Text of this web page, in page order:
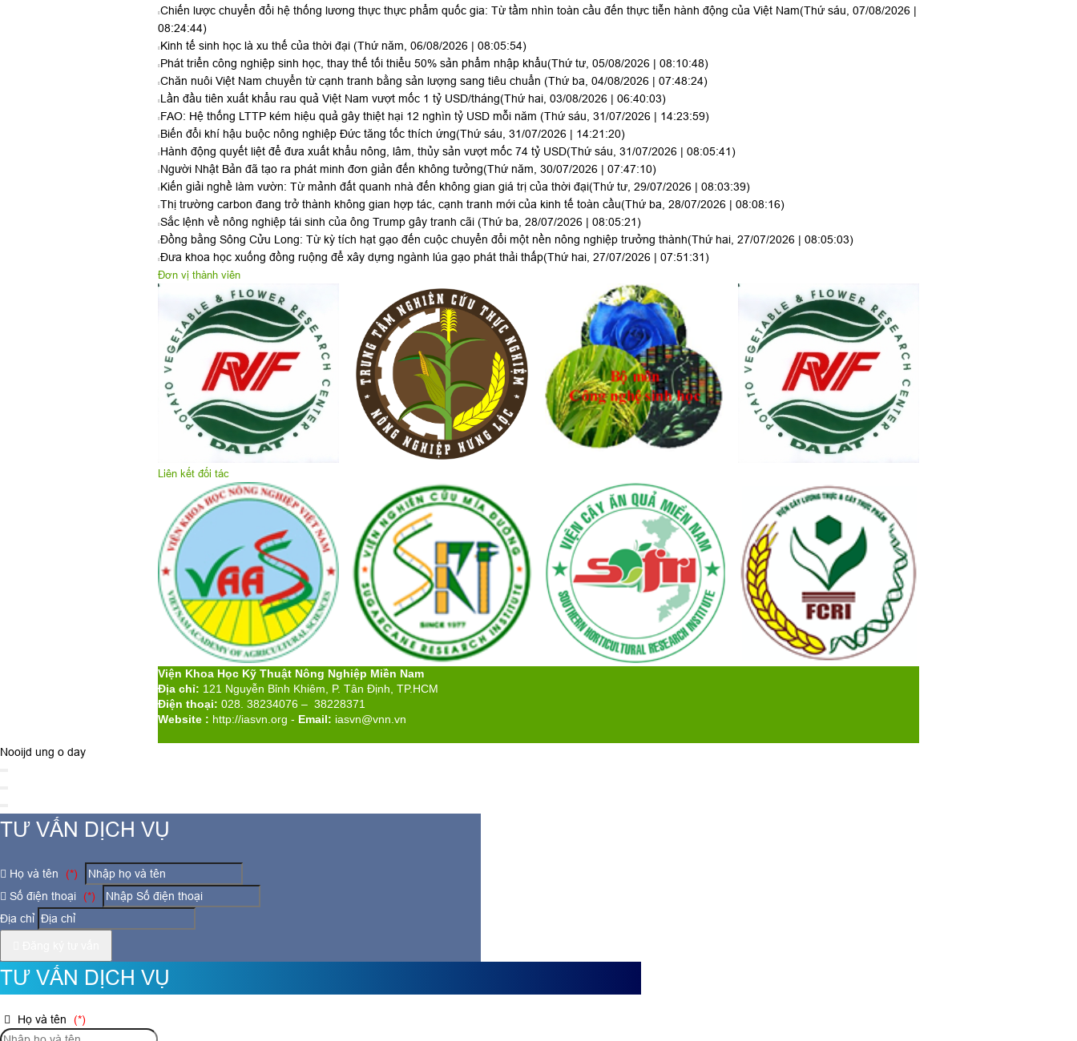
Chiến lược chuyển đổi hệ thống lương thực thực phẩm quốc gia: Từ tầm nhìn toàn cầu đến thực tiễn hành động của Việt Nam(Thứ sáu, 07/08/2026 |
08:24:44)
Kinh tế sinh học là xu thế của thời đại (Thứ năm, 06/08/2026 | 08:05:54)
Phát triển công nghiệp sinh học, thay thế tối thiểu 50% sản phẩm nhập khẩu(Thứ tư, 05/08/2026 | 08:10:48)
Chăn nuôi Việt Nam chuyển từ cạnh tranh bằng sản lượng sang tiêu chuẩn (Thứ ba, 04/08/2026 | 07:48:24)
Lần đầu tiên xuất khẩu rau quả Việt Nam vượt mốc 1 tỷ USD/tháng(Thứ hai, 03/08/2026 | 06:40:03)
FAO: Hệ thống LTTP kém hiệu quả gây thiệt hại 12 nghìn tỷ USD mỗi năm (Thứ sáu, 31/07/2026 | 14:23:59)
Biến đổi khí hậu buộc nông nghiệp Đức tăng tốc thích ứng(Thứ sáu, 31/07/2026 | 14:21:20)
Hành động quyết liệt để đưa xuất khẩu nông, lâm, thủy sản vượt mốc 74 tỷ USD(Thứ sáu, 31/07/2026 | 08:05:41)
Người Nhật Bản đã tạo ra phát minh đơn giản đến không tưởng(Thứ năm, 30/07/2026 | 07:47:10)
Kiến giải nghề làm vườn: Từ mảnh đất quanh nhà đến không gian giá trị của thời đại(Thứ tư, 29/07/2026 | 08:03:39)
Thị trường carbon đang trở thành không gian hợp tác, cạnh tranh mới của kinh tế toàn cầu(Thứ ba, 28/07/2026 | 08:08:16)
Sắc lệnh về nông nghiệp tái sinh của ông Trump gây tranh cãi (Thứ ba, 28/07/2026 | 08:05:21)
Đồng bằng Sông Cửu Long: Từ kỳ tích hạt gạo đến cuộc chuyển đổi một nền nông nghiệp trưởng thành(Thứ hai, 27/07/2026 | 08:05:03)
Đưa khoa học xuống đồng ruộng để xây dựng ngành lúa gạo phát thải thấp(Thứ hai, 27/07/2026 | 07:51:31)
Đơn vị thành viên
Liên kết đối tác
Viện Khoa Học Kỹ Thuật Nông Nghiệp Miền Nam
Địa chỉ: 121 Nguyễn Bỉnh Khiêm, P. Tân Định, TP.HCM
Điện thoại: 028. 38234076 – 38228371
Website : http://iasvn.org - Email: iasvn@vnn.vn
Nooijd ung o day
TƯ VẤN DỊCH VỤ
Họ và tên
(*)
Số điện thoại
(*)
Địa chỉ
TƯ VẤN DỊCH VỤ
Họ và tên (*)